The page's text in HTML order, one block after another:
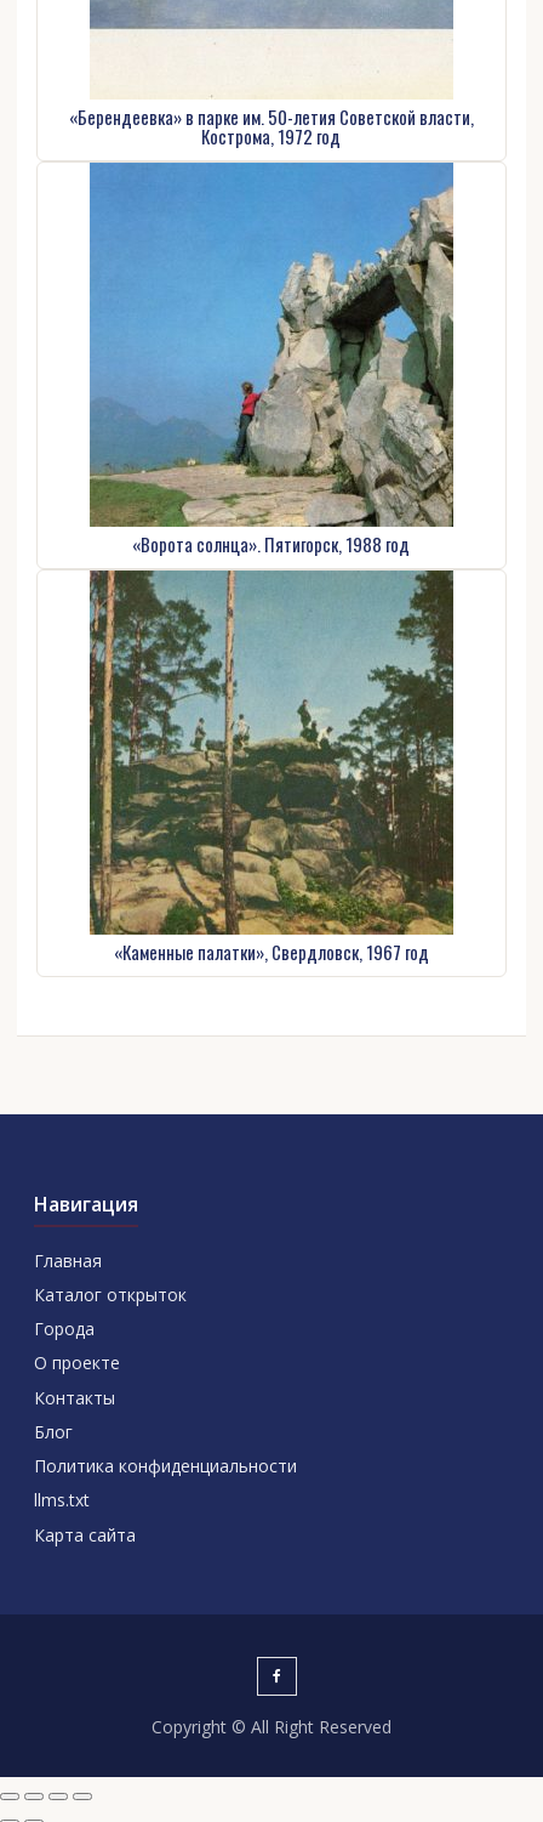
«Берендеевка» в парке им. 50-летия Советской власти,
Кострома, 1972 год
«Ворота солнца». Пятигорск, 1988 год
«Каменные палатки», Свердловск, 1967 год
Навигация
Главная
Каталог открыток
Города
О проекте
Контакты
Блог
Политика конфиденциальности
llms.txt
Карта сайта
Copyright © All Right Reserved